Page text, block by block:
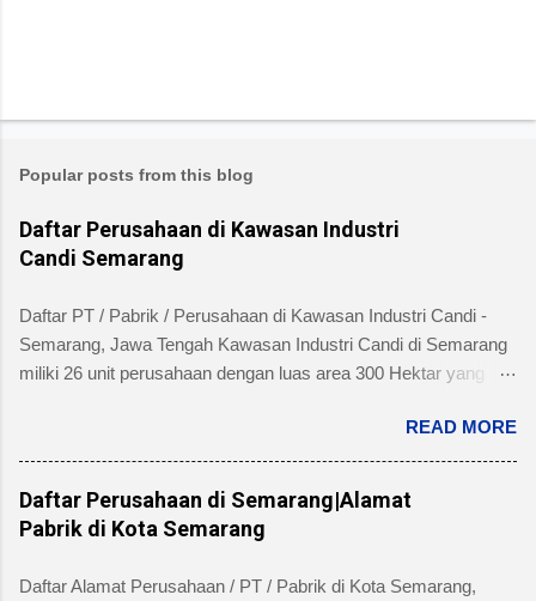
Popular posts from this blog
Daftar Perusahaan di Kawasan Industri
Candi Semarang
Daftar PT / Pabrik / Perusahaan di Kawasan Industri Candi -
Semarang, Jawa Tengah Kawasan Industri Candi di Semarang
miliki 26 unit perusahaan dengan luas area 300 Hektar yang
Kecamatan Ngaliyan dan memiliki fasilitas tanah yang siap
dibangun , jalan 20 s/d 30 meter, green belt, listrik , telepon , air,
security service dan memiliki kemudahan atau keuntungan
bebas banjir dan ideal untuk industri menengah dan besar untuk
alamat pengelola berada di Jl. Tambakaji II No. 7 Semarang
READ MORE
Daftar Perusahaan di Semarang|Alamat
Pabrik di Kota Semarang
Daftar Alamat Perusahaan / PT / Pabrik di Kota Semarang,